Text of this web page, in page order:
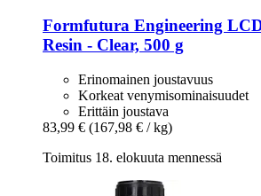
Formfutura Engineering
Resin -​ Clear, 500 g
Erinomainen joustavuus
Korkeat venymisominaisuudet
Erittäin joustava
83,99 € (167,98 € / kg)
Toimitus 18. elokuuta mennessä